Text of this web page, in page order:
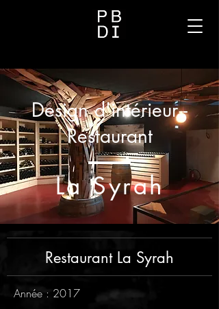
Design d'intérieur -
Restaurant
La Syrah
Restaurant La Syrah
Année : 2017